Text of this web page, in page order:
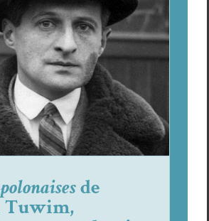
de Julian Tuwim,
symphonie poétique
Focus Julian Tuwim
de
Tuwim,